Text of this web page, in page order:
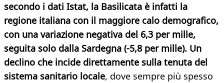
secondo i dati Istat, la Basilicata è infatti la
regione italiana con il maggiore calo demografico,
con una variazione negativa del 6,3 per mille,
seguita solo dalla Sardegna (-5,8 per mille). Un
declino che incide direttamente sulla tenuta del
sistema sanitario locale, dove sempre più spesso